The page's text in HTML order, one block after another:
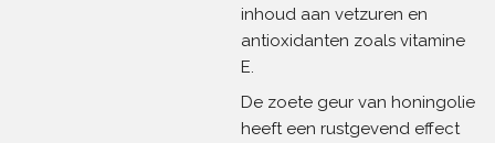
inhoud aan vetzuren en
antioxidanten zoals vitamine
E.
De zoete geur van honingolie
heeft een rustgevend effect